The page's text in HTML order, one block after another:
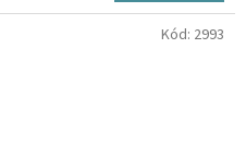
Kód: 2993